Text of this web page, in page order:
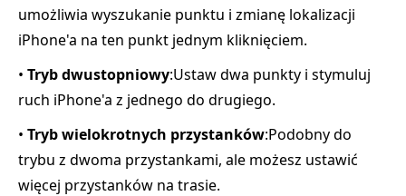
umożliwia wyszukanie punktu i zmianę lokalizacji
iPhone'a na ten punkt jednym kliknięciem.
• Tryb dwustopniowy:Ustaw dwa punkty i stymuluj
ruch iPhone'a z jednego do drugiego.
• Tryb wielokrotnych przystanków:Podobny do
trybu z dwoma przystankami, ale możesz ustawić
więcej przystanków na trasie.